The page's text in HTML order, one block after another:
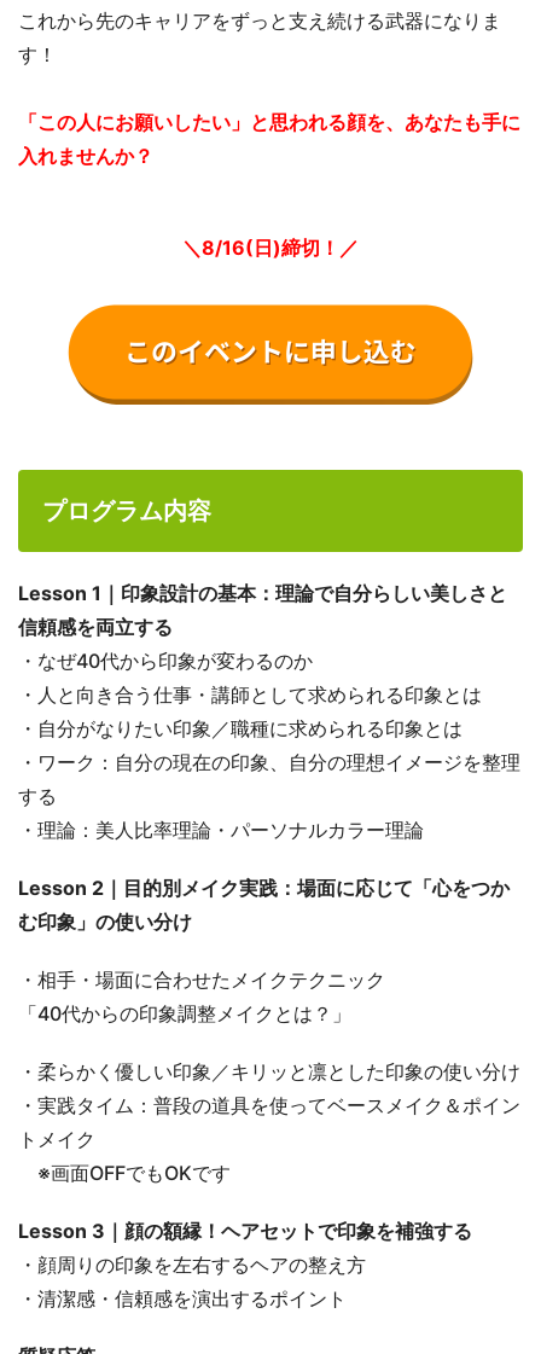
これから先のキャリアをずっと支え続ける武器になりま
す！
「この人にお願いしたい」と思われる顔を、あなたも手に
入れませんか？
＼8/16(日)締切！／
プログラム内容
Lesson 1｜印象設計の基本：理論で自分らしい美しさと
信頼感を両立する
・なぜ40代から印象が変わるのか
・人と向き合う仕事・講師として求められる印象とは
・自分がなりたい印象／職種に求められる印象とは
・ワーク：自分の現在の印象、自分の理想イメージを整理
する
・理論：美人比率理論・パーソナルカラー理論
Lesson 2｜目的別メイク実践：場面に応じて「心をつか
む印象」の使い分け
・相手・場面に合わせたメイクテクニック
「40代からの印象調整メイクとは？」
・柔らかく優しい印象／キリッと凛とした印象の使い分け
・実践タイム：普段の道具を使ってベースメイク＆ポイン
トメイク
※画面OFFでもOKです
Lesson 3｜顔の額縁！ヘアセットで印象を補強する
・顔周りの印象を左右するヘアの整え方
・清潔感・信頼感を演出するポイント